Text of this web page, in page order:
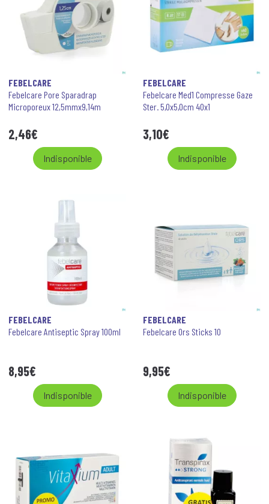
FEBELCARE
Febelcare Pore Sparadrap
Microporeux 12,5mmx9,14m
2,46€
Indisponible
FEBELCARE
Febelcare Med1 Compresse Gaze
Ster. 5,0x5,0cm 40x1
3,10€
Indisponible
FEBELCARE
Febelcare Antiseptic Spray 100ml
8,95€
Indisponible
FEBELCARE
Febelcare Ors Sticks 10
9,95€
Indisponible